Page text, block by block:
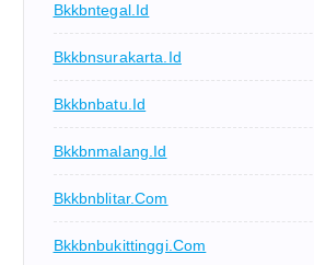
Bkkbntegal.id
Bkkbnsurakarta.id
Bkkbnbatu.id
Bkkbnmalang.id
Bkkbnblitar.com
Bkkbnbukittinggi.com